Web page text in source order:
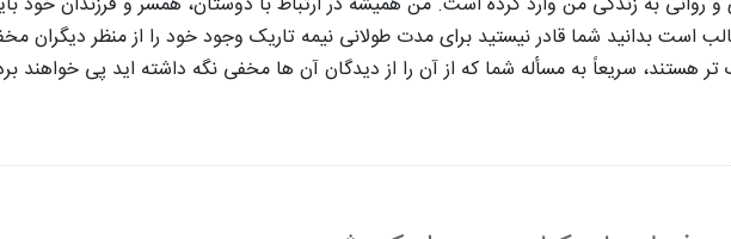
بدانید شما قادر نیستید برای مدت طولانی نیمه تاریک وجود خود را از منظر دیگران
هستند، سریعاً به مسأله شما که از آن را از دیدگان آن ها مخفی نگه داشته اید پی خواهند